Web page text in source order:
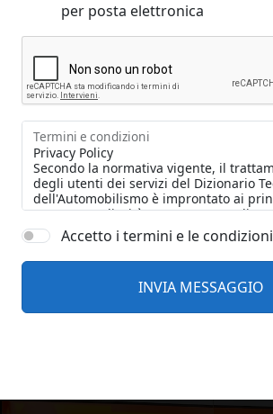
per posta elettronica
Termini e condizioni
Accetto i termini e le condizioni